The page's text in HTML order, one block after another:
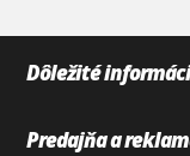
Dôležité
Predajňa a